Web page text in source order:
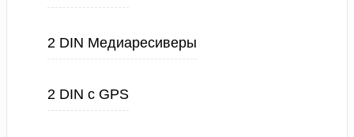
2 DIN Медиаресиверы
2 DIN с GPS